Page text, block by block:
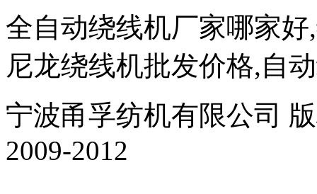
全自动绕线机厂家哪家
尼龙绕线机批发价格,自
宁波甬孚纺机有限公司
2009-2012